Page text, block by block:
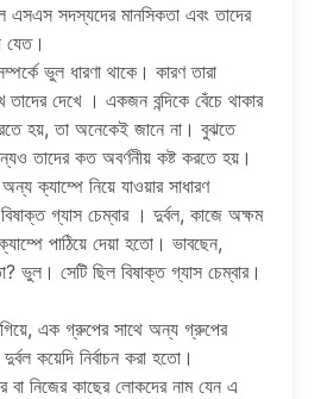
এসএস সদস্যদের মানসিকতা এবং তাদের
যেত।
ভুল ধারণা থাকে। কারণ তারা
দেখে । একজন বন্দিকে বেঁচে থাকার
হয়, তা অনেকেই জানে না। বুঝতে
তাদের কত অবর্ণনীয় কষ্ট করতে হয়।
ক্যাম্পে নিয়ে যাওয়ার সাধারণ
গ্যাস চেম্বার । দুর্বল, কাজে অক্ষম
পাঠিয়ে দেয়া হতাে। ভাবছেন,
ভুল। সেটি ছিল বিষাক্ত গ্যাস চেম্বার।
এক গ্রুপের সাথে অন্য গ্রুপের
কয়েদি নির্বাচন করা হতাে।
বা নিজের কাছের লােকদের নাম যেন এ